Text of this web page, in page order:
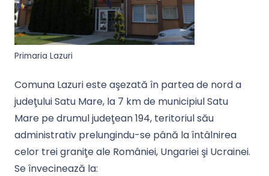
Primaria Lazuri
Comuna Lazuri este aşezată în partea de nord a
judeţului Satu Mare, la 7 km de municipiul Satu
Mare pe drumul judeţean 194, teritoriul său
administrativ prelungindu-se până la întâlnirea
celor trei graniţe ale României, Ungariei şi Ucrainei.
Se învecinează la: